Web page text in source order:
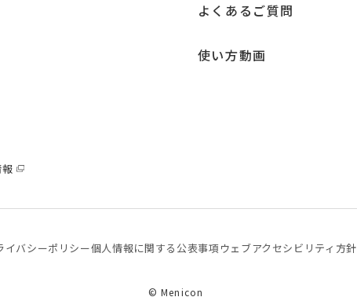
よくあるご質問
使い方動画
イバシーポリシー個⼈情報に関する公表事項 ウェブアクセシビリティ方針
© Menicon